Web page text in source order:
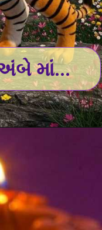
માં...